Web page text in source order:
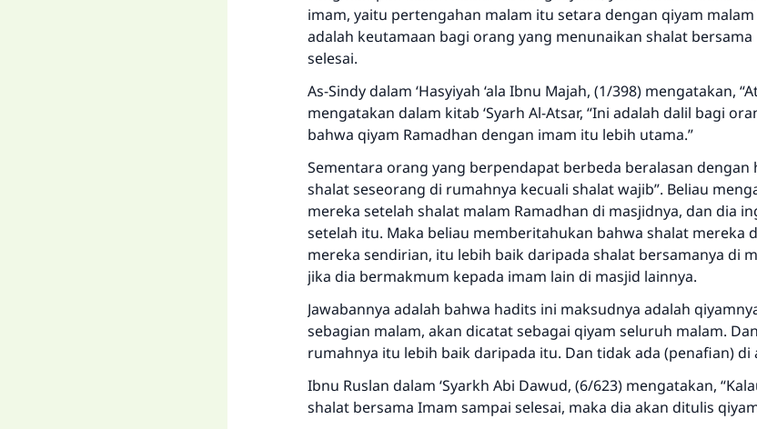
imam, yaitu pertengahan malam itu setara dengan qiyam
adalah keutamaan bagi orang yang menunaikan shalat bersama
selesai.
As-Sindy dalam ‘Hasyiyah ‘ala Ibnu Majah, (1/398) mengatakan,
mengatakan dalam kitab ‘Syarh Al-Atsar, “Ini adalah dalil bagi
bahwa qiyam Ramadhan dengan imam itu lebih utama.”
Sementara orang yang berpendapat berbeda beralasan dengan
shalat seseorang di rumahnya kecuali shalat wajib”. Beliau
mereka setelah shalat malam Ramadhan di masjidnya, dan dia
setelah itu. Maka beliau memberitahukan bahwa shalat mereka
mereka sendirian, itu lebih baik daripada shalat bersamanya di
jika dia bermakmum kepada imam lain di masjid lainnya.
Jawabannya adalah bahwa hadits ini maksudnya adalah
sebagian malam, akan dicatat sebagai qiyam seluruh malam.
rumahnya itu lebih baik daripada itu. Dan tidak ada (penafian) di
Ibnu Ruslan dalam ‘Syarkh Abi Dawud, (6/623) mengatakan,
shalat bersama Imam sampai selesai, maka dia akan ditulis
Bantu kami dalam memberikan jawaban
"Siapa yang menunjukkan suatu kebaikan, meka
mendapatkan pahala yang sama dengan
melakukannya"
Saham